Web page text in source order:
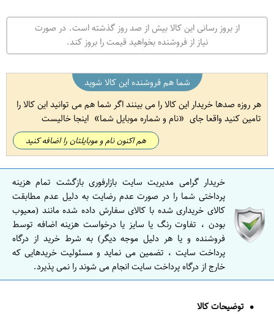
از بروز رسانی این کالا بیش از صد روز گذشته است. در صورت
نیاز از فروشنده بخواهید قیمت را بروز کند.
شما هم فروشنده این کالا شوید
هر روزه صدها خریدار این کالا را می بینند اگر شما هم می توانید این کالا را
تامین کنید واقعا جای
نام و شماره موبایل شما اینجا خالیست
هم اکنون نام و موبایلتان را اضافه کنید
خریدار گرامی مدیریت سایت بازارفوری بازگشت تمام هزینه
پرداختی شما را در صورت عدم رضایت به دلیل عدم مطابقت
کالای خریداری شده با کالای سفارش داده شده مانند (معیوب
بودن ، تفاوت رنگ یا سایز یا درخواست هزینه اضافه توسط
فروشنده و یا هر دلیل موجه دیگر) به شرط خرید از درگاه
پرداخت سایت ، تضمین می نماید و مسئولیت خریدهایی که
خارج از درگاه پرداخت سایت انجام می شوند را نمی پذیرد.
توضیحات کالا